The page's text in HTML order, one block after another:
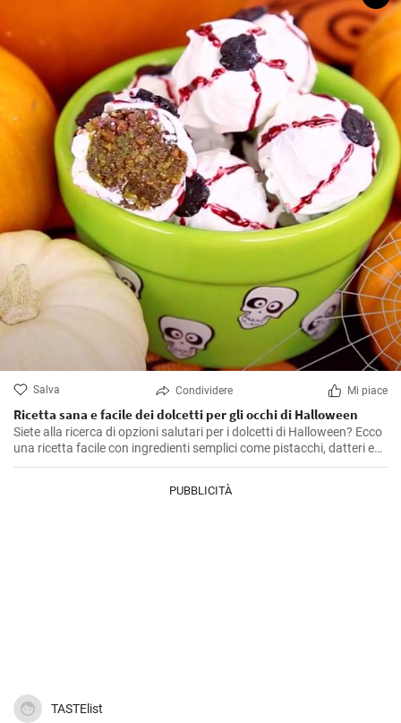
Salva Condividere Mi piace
Ricetta sana e facile dei dolcetti per gli occhi di Halloween
Siete alla ricerca di opzioni salutari per i dolcetti di Halloween? Ecco
una ricetta facile con ingredienti semplici come pistacchi, datteri e
cioccolato bianco per rendere il vostro Halloween ancora più
PUBBLICITÀ
TASTElist